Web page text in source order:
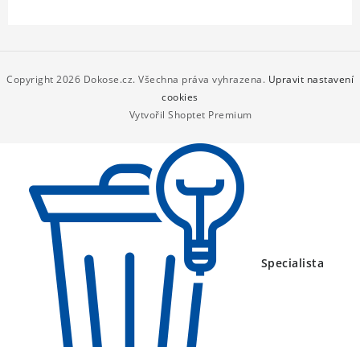
p
Vytvořil Shoptet Premium
Copyright 2026 Dokose.cz. Všechna práva vyhrazena. Upravit nastavení
cookies
Specialista